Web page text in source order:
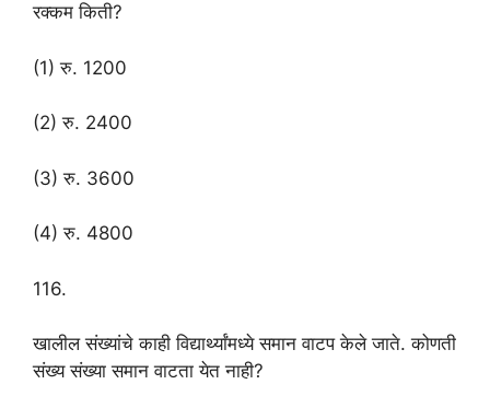
रक्कम किती?
(1) रु. 1200
(2) रु. 2400
(3) रु. 3600
(4) रु. 4800
116.
खालील संख्यांचे काही विद्यार्थ्यांमध्ये समान वाटप केले जाते. कोणती
संख्य संख्या समान वाटता येत नाही?